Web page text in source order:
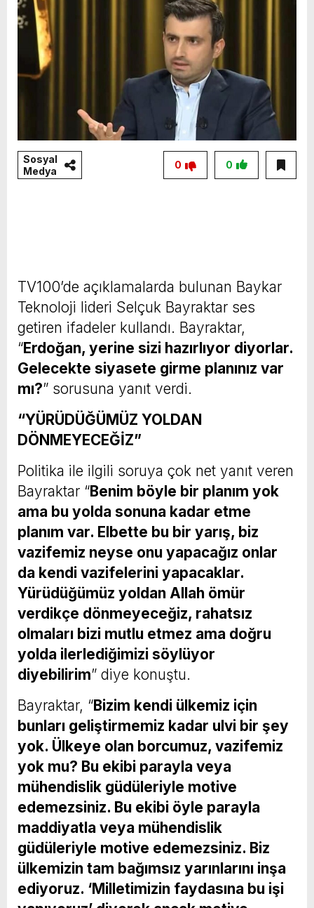
Sosyal
Medya
0
0
TV100’de açıklamalarda bulunan Baykar
Teknoloji lideri Selçuk Bayraktar ses
getiren ifadeler kullandı. Bayraktar,
“Erdoğan, yerine sizi hazırlıyor diyorlar.
Gelecekte siyasete girme planınız var
mı?” sorusuna yanıt verdi.
“YÜRÜDÜĞÜMÜZ YOLDAN
DÖNMEYECEĞİZ”
Politika ile ilgili soruya çok net yanıt veren
Bayraktar “Benim böyle bir planım yok
ama bu yolda sonuna kadar etme
planım var. Elbette bu bir yarış, biz
vazifemiz neyse onu yapacağız onlar
da kendi vazifelerini yapacaklar.
Yürüdüğümüz yoldan Allah ömür
verdikçe dönmeyeceğiz, rahatsız
olmaları bizi mutlu etmez ama doğru
yolda ilerlediğimizi söylüyor
diyebilirim” diye konuştu.
Bayraktar, “Bizim kendi ülkemiz için
bunları geliştirmemiz kadar ulvi bir şey
yok. Ülkeye olan borcumuz, vazifemiz
yok mu? Bu ekibi parayla veya
mühendislik güdüleriyle motive
edemezsiniz. Bu ekibi öyle parayla
maddiyatla veya mühendislik
güdüleriyle motive edemezsiniz. Biz
ülkemizin tam bağımsız yarınlarını inşa
ediyoruz. ‘Milletimizin faydasına bu işi